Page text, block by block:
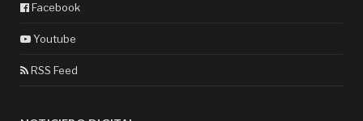
Facebook
Youtube
RSS Feed